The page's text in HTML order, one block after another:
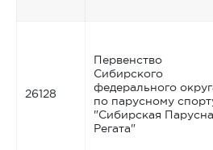
26128
Первенство
Сибирского
федерального
по парусному
"Сибирская
Регата"